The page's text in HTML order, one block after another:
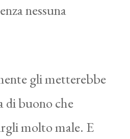
nessuna
gli metterebbe
di buono che
molto male. E